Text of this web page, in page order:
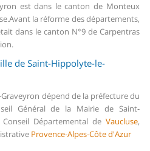
est dans le canton de Monteux
Avant la réforme des départements,
dans le canton N°9 de Carpentras
de Saint-Hippolyte-le-
dépend de la préfecture du
Général de la Mairie de Saint-
Départemental de Vaucluse,
Provence-Alpes-Côte d'Azur